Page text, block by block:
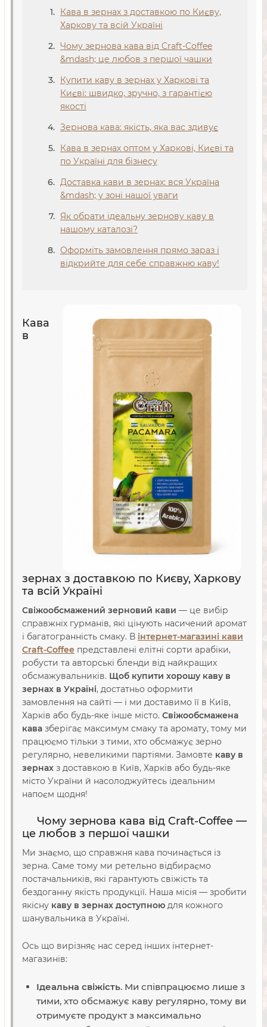
Кава в зернах з доставкою по Києву,
Харкову та всій Україні
Чому зернова кава від Craft-Coffee
&mdash; це любов з першої чашки
Купити каву в зернах у Харкові та
Києві: швидко, зручно, з гарантією
якості
Зернова кава: якість, яка вас здивує
Кава в зернах оптом у Харкові, Києві та
по Україні для бізнесу
Доставка кави в зернах: вся Україна
&mdash; у зоні нашої уваги
Як обрати ідеальну зернову каву в
нашому каталозі?
Оформіть замовлення прямо зараз і
відкрийте для себе справжню каву!
Кава
в
зернах з доставкою по Києву, Харкову
та всій Україні
Свіжообсмажений зерновий кави — це вибір
справжніх гурманів, які цінують насичений аромат
і багатогранність смаку. В інтернет-магазині кави
Craft-Coffee представлені елітні сорти арабіки,
робусти та авторські бленди від найкращих
обсмажувальників. Щоб купити хорошу каву в
зернах в Україні, достатньо оформити
замовлення на сайті — і ми доставимо її в Київ,
Харків або будь-яке інше місто. Свіжообсмажена
кава зберігає максимум смаку та аромату, тому ми
працюємо тільки з тими, хто обсмажує зерно
регулярно, невеликими партіями. Замовте каву в
зернах з доставкою в Київ, Харків або будь-яке
місто України й насолоджуйтесь ідеальним
напоєм щодня!
Чому зернова кава від Craft-Coffee —
це любов з першої чашки
Ми знаємо, що справжня кава починається із
зерна. Саме тому ми ретельно відбираємо
постачальників, які гарантують свіжість та
бездоганну якість продукції. Наша місія — зробити
якісну каву в зернах доступною для кожного
шанувальника в Україні.
Ось що вирізняє нас серед інших інтернет-
магазинів:
Ідеальна свіжість. Ми співпрацюємо лише з
тими, хто обсмажує каву регулярно, тому ви
отримуєте продукт з максимально